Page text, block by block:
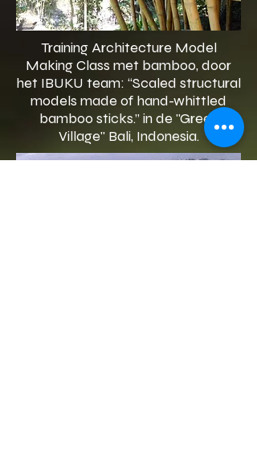
Training Architecture Model
Making Class met bamboo, door
het IBUKU team: “Scaled structural
models made of hand-whittled
bamboo sticks.” in de "Green
Village" Bali, Indonesia.